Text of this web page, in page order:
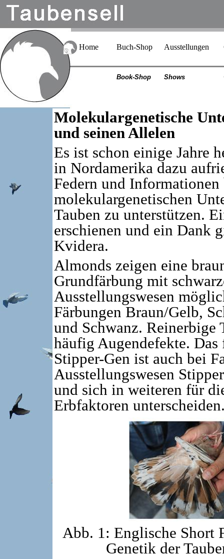
Home Buch-Shop Ausstellungen
Book-Shop Shows
Molekulargenetische
und seinen Allelen
Es ist schon einige Jahre
in Nordamerika dazu
Federn und
molekulargenetischen
Tauben zu unterstützen.
erschienen und ein Dank
Kvidera.
Almonds zeigen eine
Grundfärbung mit
Ausstellungswesen
Färbungen Braun/Gelb,
und Schwanz. Reinerbige
häufig Augendefekte.
Stipper-Gen ist auch bei
Ausstellungswesen
und sich in weiteren für
Erbfaktoren
Abb. 1: Englische Short
Genetik der